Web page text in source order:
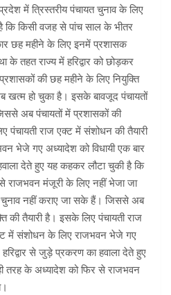
में त्रिस्तरीय पंचायत चुनाव के लिए
कि किसी वजह से पांच साल के भीतर
छह महीने के लिए इनमें प्रशासक
के तहत राज्य में हरिद्वार को छोड़कर
की छह महीने के लिए नियुक्ति
खत्म हो चुका है। इसके बावजूद पंचायतों
अब पंचायतों में प्रशासकों की
पंचायती राज एक्ट में संशोधन की तैयारी
भेजे गए अध्यादेश को विधायी एक बार
देते हुए यह कहकर लौटा चुकी है कि
राजभवन मंजूरी के लिए नहीं भेजा जा
नहीं कराए जा सके हैं। जिससे अब
की तैयारी है। इसके लिए पंचायती राज
में संशोधन के लिए राजभवन भेजे गए
से जुड़े प्रकरण का हवाला देते हुए
तरह के अध्यादेश को फिर से राजभवन